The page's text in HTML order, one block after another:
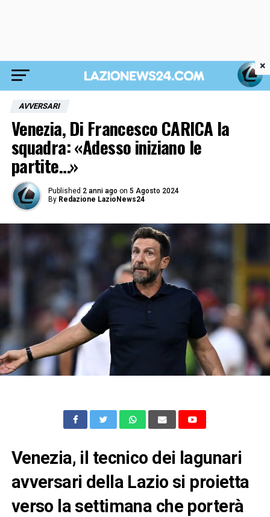
AVVERSARI
Venezia, Di Francesco CARICA la
squadra: «Adesso iniziano le
partite…»
Published 2 anni ago on 5 Agosto 2024
By Redazione LazioNews24
Venezia, il tecnico dei lagunari
avversari della Lazio si proietta
verso la settimana che porterà
×